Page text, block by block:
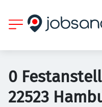
0
22523